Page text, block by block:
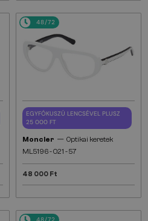
48/72
EGYFÓKUSZÚ LENCSÉVEL PLUSZ
25 000 FT
Moncler — Optikai keretek
ML5196 - 021 - 57
48 000 Ft